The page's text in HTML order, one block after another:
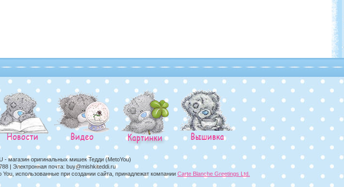
- магазин оригинальных мишек Тедди (MetoYou)
| Электронная почта: buy@mishkiteddi.ru
использованные при создании сайта, принадлежат компании Carte Blanche Greetings Ltd.